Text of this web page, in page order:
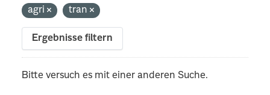
agri
tran
Ergebnisse filtern
Bitte versuch es mit einer anderen Suche.